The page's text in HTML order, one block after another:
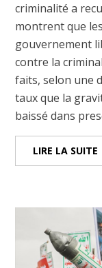
criminalité a
montrent que
gouvernement
contre la
faits, selon une
taux que la
baissé dans
LIRE LA SUITE